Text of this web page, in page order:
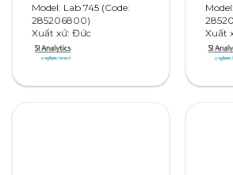
Rated
0
out
of
Model: Lab 745 (Code:
285206800)
Xuất xứ: Đức
Rated
0
out
of
Xuất